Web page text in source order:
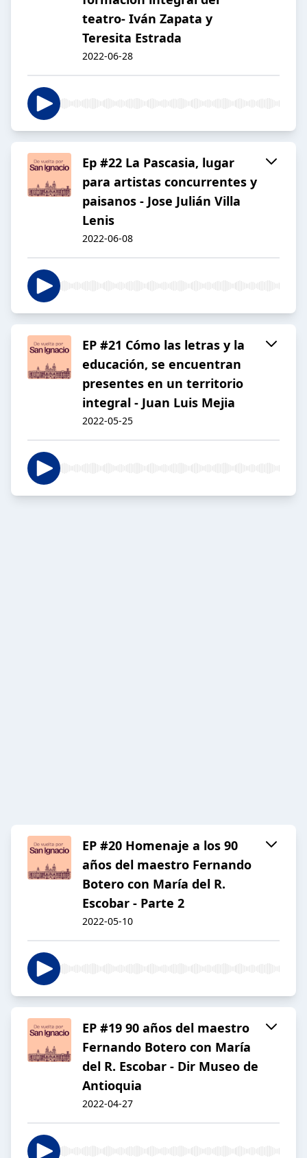
teatro- Iván Zapata y
Teresita Estrada
2022-06-28
Ep #22 La Pascasia, lugar
para artistas concurrentes y
paisanos - Jose Julián Villa
Lenis
2022-06-08
EP #21 Cómo las letras y la
educación, se encuentran
presentes en un territorio
integral - Juan Luis Mejia
2022-05-25
EP #20 Homenaje a los 90
años del maestro Fernando
Botero con María del R.
Escobar - Parte 2
2022-05-10
EP #19 90 años del maestro
Fernando Botero con María
del R. Escobar - Dir Museo de
Antioquia
2022-04-27